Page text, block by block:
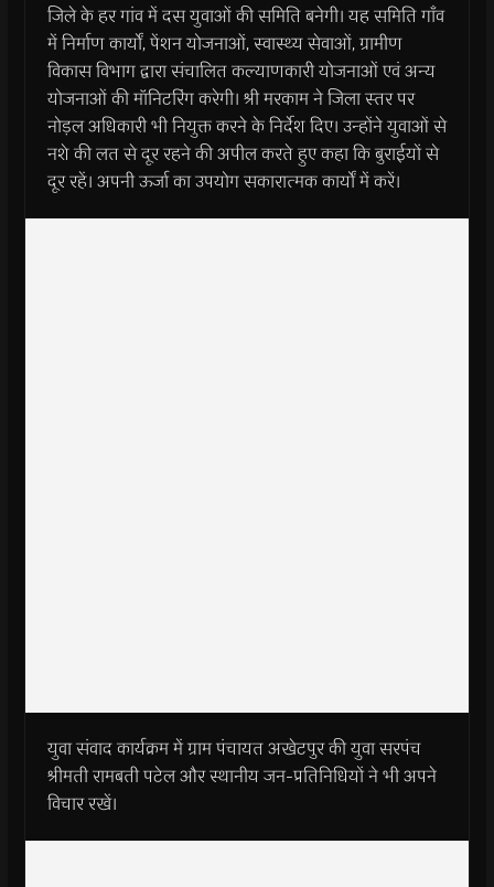
जिले के हर गांव में दस युवाओं की समिति बनेगी। यह समिति गाँव
में निर्माण कार्यों, पेंशन योजनाओं, स्वास्थ्य सेवाओं, ग्रामीण
विकास विभाग द्वारा संचालित कल्याणकारी योजनाओं एवं अन्य
योजनाओं की मॉनिटरिंग करेगी। श्री मरकाम ने जिला स्तर पर
नोड़ल अधिकारी भी नियुक्त करने के निर्देश दिए। उन्होंने युवाओं से
नशे की लत से दूर रहने की अपील करते हुए कहा कि बुराईयों से
दूर रहें। अपनी ऊर्जा का उपयोग सकारात्मक कार्यों में करें।
युवा संवाद कार्यक्रम में ग्राम पंचायत अखेटपुर की युवा सरपंच
श्रीमती रामबती पटेल और स्थानीय जन-प्रतिनिधियों ने भी अपने
विचार रखें।